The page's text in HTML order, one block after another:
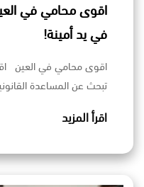
اقوى محامي في
في يد أمينة!
اقوى محامي في العين
تبحث عن المساعدة
اقرأ المزيد